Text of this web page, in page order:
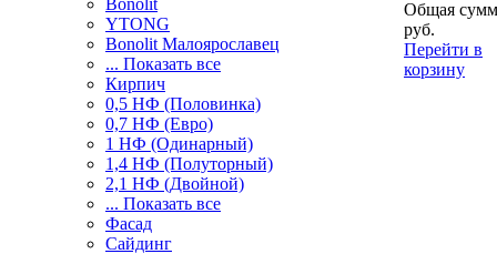
Bonolit
YTONG
Bonolit Малоярославец
... Показать все
Кирпич
0,5 НФ (Половинка)
0,7 НФ (Евро)
1 НФ (Одинарный)
1,4 НФ (Полуторный)
2,1 НФ (Двойной)
... Показать все
Фасад
Сайдинг
Общая
руб.
Перейти в
корзину